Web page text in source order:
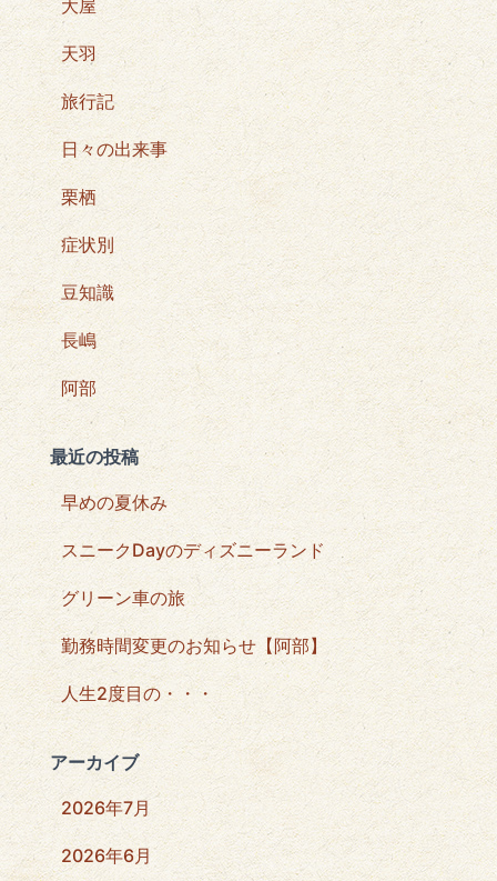
大屋
天羽
旅行記
日々の出来事
栗栖
症状別
豆知識
長嶋
阿部
最近の投稿
早めの夏休み
スニークDayのディズニーランド
グリーン車の旅
勤務時間変更のお知らせ【阿部】
人生2度目の・・・
アーカイブ
2026年7月
2026年6月